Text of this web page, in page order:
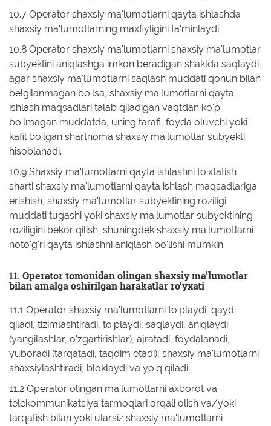
10.7 Operator shaxsiy ma'lumotlarni qayta ishlashda
shaxsiy ma'lumotlarning maxfiyligini ta'minlaydi.
10.8 Operator shaxsiy ma'lumotlarni shaxsiy ma'lumotlar
subyektini aniqlashga imkon beradigan shaklda saqlaydi,
agar shaxsiy ma'lumotlarni saqlash muddati qonun bilan
belgilanmagan bo'lsa, shaxsiy ma'lumotlarni qayta
ishlash maqsadlari talab qiladigan vaqtdan ko'p
bo'lmagan muddatda, uning tarafi, foyda oluvchi yoki
kafil bo'lgan shartnoma shaxsiy ma'lumotlar subyekti
hisoblanadi.
10.9 Shaxsiy ma'lumotlarni qayta ishlashni to'xtatish
sharti shaxsiy ma'lumotlarni qayta ishlash maqsadlariga
erishish, shaxsiy ma'lumotlar subyektining roziligi
muddati tugashi yoki shaxsiy ma'lumotlar subyektining
roziligini bekor qilish, shuningdek shaxsiy ma'lumotlarni
noto'g'ri qayta ishlashni aniqlash bo'lishi mumkin.
11. Operator tomonidan olingan shaxsiy ma'lumotlar
bilan amalga oshirilgan harakatlar ro'yxati
11.1 Operator shaxsiy ma'lumotlarni to'playdi, qayd
qiladi, tizimlashtiradi, to'playdi, saqlaydi, aniqlaydi
(yangilashlar, o'zgartirishlar), ajratadi, foydalanadi,
yuboradi (tarqatadi, taqdim etadi), shaxsiy ma'lumotlarni
shaxsiylashtiradi, bloklaydi va yo'q qiladi.
11.2 Operator olingan ma'lumotlarni axborot va
telekommunikatsiya tarmoqlari orqali olish va/yoki
tarqatish bilan yoki ularsiz shaxsiy ma'lumotlarni